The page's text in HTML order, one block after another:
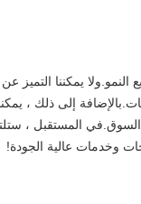
يمكننا التميز
إلى ذلك ،
وخدمات عالية الجودة!